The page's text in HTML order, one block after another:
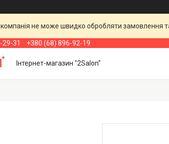
не може швидко обробляти замовлення
29-31 +380 (68) 896-92-19
Інтернет-магазин "2Salon"